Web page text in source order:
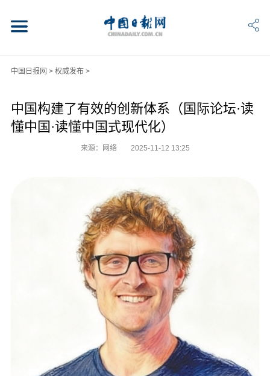
中国日报网 > 权威发布>
中国构建了有效的创新体系（国际论坛·读
懂中国·读懂中国式现代化）
来源：网络 2025-11-12 13:25